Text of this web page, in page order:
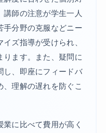
講師の注意が学生一人
手分野の克服などニー
ズ指導が受けられ、
ります。また、疑問に
し、即座にフィードバ
、理解の遅れを防ぐこ
に比べて費用が高く